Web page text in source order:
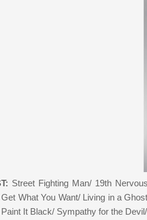
Street Fighting Man/ 19th
What You Want/ Living in a
It Black/ Sympathy for the